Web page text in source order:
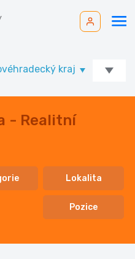
kraj Ok.
- Realitní
Lokalita
Pozice